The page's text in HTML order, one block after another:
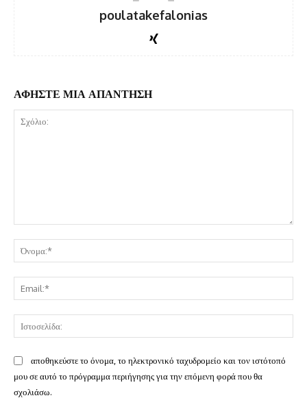
poulatakefalonias
ΑΦΗΣΤΕ ΜΙΑ ΑΠΑΝΤΗΣΗ
αποθηκεύστε το όνομα, το ηλεκτρονικό ταχυδρομείο και τον ιστότοπό
μου σε αυτό το πρόγραμμα περιήγησης για την επόμενη φορά που θα
σχολιάσω.